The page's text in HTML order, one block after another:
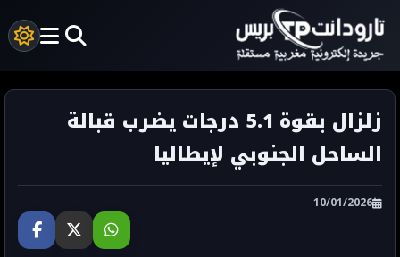
زلزال بقوة 5.1 درجات يضرب قبالة
الساحل الجنوبي لإيطاليا
10/01/2026